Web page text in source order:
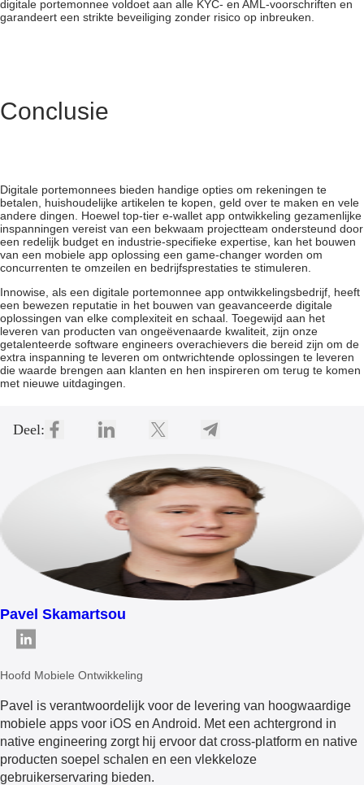
digitale portemonnee voldoet aan alle KYC- en AML-voorschriften en
garandeert een strikte beveiliging zonder risico op inbreuken.
Conclusie
Digitale portemonnees bieden handige opties om rekeningen te
betalen, huishoudelijke artikelen te kopen, geld over te maken en vele
andere dingen. Hoewel top-tier e-wallet app ontwikkeling gezamenlijke
inspanningen vereist van een bekwaam projectteam ondersteund door
een redelijk budget en industrie-specifieke expertise, kan het bouwen
van een mobiele app oplossing een game-changer worden om
concurrenten te omzeilen en bedrijfsprestaties te stimuleren.
Innowise, als een digitale portemonnee app ontwikkelingsbedrijf, heeft
een bewezen reputatie in het bouwen van geavanceerde digitale
oplossingen van elke complexiteit en schaal. Toegewijd aan het
leveren van producten van ongeëvenaarde kwaliteit, zijn onze
getalenteerde software engineers overachievers die bereid zijn om de
extra inspanning te leveren om ontwrichtende oplossingen te leveren
die waarde brengen aan klanten en hen inspireren om terug te komen
met nieuwe uitdagingen.
Deel:
Pavel Skamartsou
Hoofd Mobiele Ontwikkeling
Pavel is verantwoordelijk voor de levering van hoogwaardige
mobiele apps voor iOS en Android. Met een achtergrond in
native engineering zorgt hij ervoor dat cross-platform en native
producten soepel schalen en een vlekkeloze
gebruikerservaring bieden.